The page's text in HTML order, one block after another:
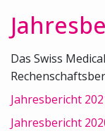
Das Swiss
Jahresbericht
Jahresbericht